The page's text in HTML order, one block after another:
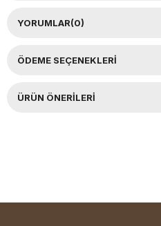
YORUMLAR(0)
ÖDEME SEÇENEKLERI
ÜRÜN ÖNERILERI